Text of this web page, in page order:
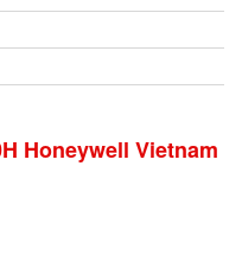
Honeywell Vietnam